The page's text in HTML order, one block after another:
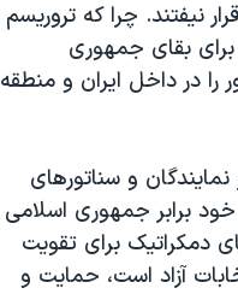
نیفتند. چرا که تروریسم
بقای جمهوری
در داخل ایران و منطقه
و سناتورهای
خود برابر جمهوری اسلامی
دمکراتیک برای تقویت
آزاد است، حمایت و